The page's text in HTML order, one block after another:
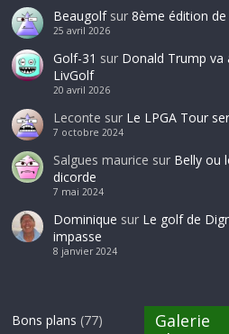
Beaugolfsur 8ème édition
25 avril 2026
Golf-31 sur Donald Trump va
LivGolf
20 avril 2026
Leconte sur Le LPGA Tour
7 octobre 2024
Salgues maurice sur Belly ou
dicorde
7 mai 2024
Dominique sur Le golf de
impasse
8 janvier 2024
Bons plans (77)
Galerie